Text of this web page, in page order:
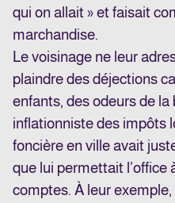
qui on allait » et faisait
marchandise.
Le voisinage ne leur
plaindre des déjections
enfants, des odeurs de
inflationniste des impôts
foncière en ville avait
que lui permettait l’office
comptes. À leur